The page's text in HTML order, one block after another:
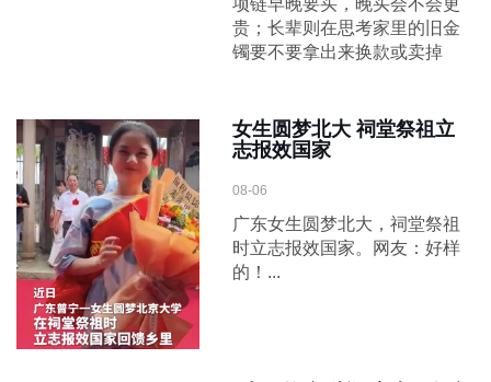
项链早晚要买，晚买会不会更
贵；长辈则在思考家里的旧金
镯要不要拿出来换款或卖掉
女生圆梦北大 祠堂祭祖立
志报效国家
08-06
广东女生圆梦北大，祠堂祭祖
时立志报效国家。网友：好样
的！...